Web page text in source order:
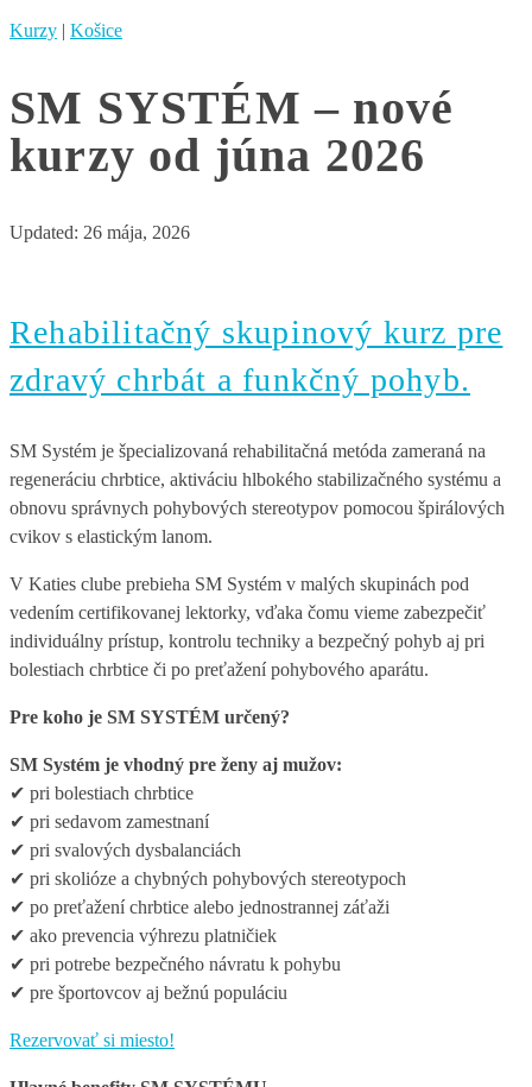
Kurzy | Košice
SM SYSTÉM – nové
kurzy od júna 2026
Updated: 26 mája, 2026
Rehabilitačný skupinový kurz pre
zdravý chrbát a funkčný pohyb.
SM Systém je špecializovaná rehabilitačná metóda zameraná na
regeneráciu chrbtice, aktiváciu hlbokého stabilizačného systému a
obnovu správnych pohybových stereotypov pomocou špirálových
cvikov s elastickým lanom.
V Katies clube prebieha SM Systém v malých skupinách pod
vedením certifikovanej lektorky, vďaka čomu vieme zabezpečiť
individuálny prístup, kontrolu techniky a bezpečný pohyb aj pri
bolestiach chrbtice či po preťažení pohybového aparátu.
Pre koho je SM SYSTÉM určený?
SM Systém je vhodný pre ženy aj mužov:
✔ pri bolestiach chrbtice
✔ pri sedavom zamestnaní
✔ pri svalových dysbalanciách
✔ pri skolióze a chybných pohybových stereotypoch
✔ po preťažení chrbtice alebo jednostrannej záťaži
✔ ako prevencia výhrezu platničiek
✔ pri potrebe bezpečného návratu k pohybu
✔ pre športovcov aj bežnú populáciu
Rezervovať si miesto!